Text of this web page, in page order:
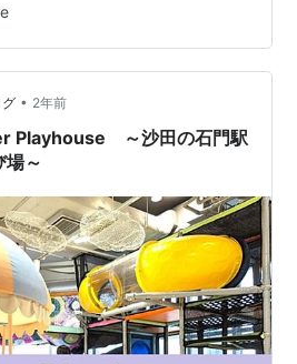
あることを知る。子どもを持つこ
ない彼女は、両親を助けるため
腹の子を提供することを思いつ
は、これまで一貫して女性の性
映画を共同制作してきた中国・
ーと日本の大塚竜治…
• 2年前
Playhouse ～沙田の石門駅
場～